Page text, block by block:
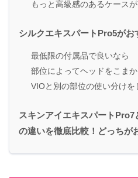
もっと高級感のあるケース
シルクエキスパートPro5がお
最低限の付属品で良いなら
部位によってヘッドをこま
VIOと別の部位の使い分けを
スキンアイエキスパート
の違いを徹底比較！どっちが